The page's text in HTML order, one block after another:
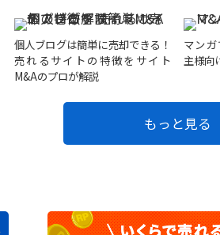
個人ブログは簡単に売却できる！
売れるサイトの特徴をサイト
M&Aのプロが解説
マン
主様向
もっと見る